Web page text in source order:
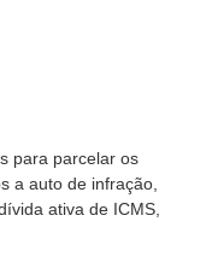
para parcelar os
a auto de infração,
ativa de ICMS,